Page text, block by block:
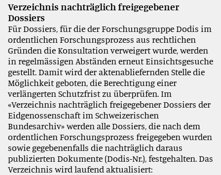
Verzeichnis nachträglich freigegebener
Dossiers
Für Dossiers, für die der Forschungsgruppe Dodis im
ordentlichen Forschungsprozess aus rechtlichen
Gründen die Konsultation verweigert wurde, werden
in regelmässigen Abständen erneut Einsichtsgesuche
gestellt. Damit wird der aktenabliefernden Stelle die
Möglichkeit geboten, die Berechtigung einer
verlängerten Schutzfrist zu überprüfen. Im
«Verzeichnis nachträglich freigegebener Dossiers der
Eidgenossenschaft im Schweizerischen
Bundesarchiv» werden alle Dossiers, die nach dem
ordentlichen Forschungsprozess freigegeben wurden
sowie gegebenenfalls die nachträglich daraus
publizierten Dokumente (Dodis-Nr.), festgehalten. Das
Verzeichnis wird laufend aktualisiert: